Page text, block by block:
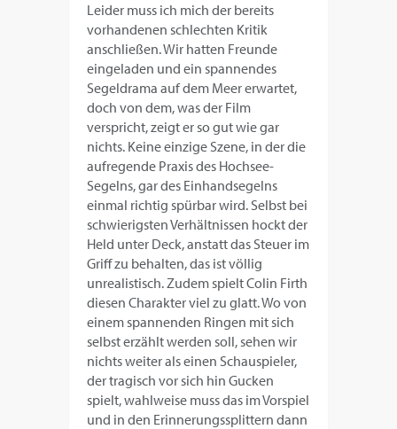
Leider muss ich mich der bereits
vorhandenen schlechten Kritik
anschließen. Wir hatten Freunde
eingeladen und ein spannendes
Segeldrama auf dem Meer erwartet,
doch von dem, was der Film
verspricht, zeigt er so gut wie gar
nichts. Keine einzige Szene, in der die
aufregende Praxis des Hochsee-
Segelns, gar des Einhandsegelns
einmal richtig spürbar wird. Selbst bei
schwierigsten Verhältnissen hockt der
Held unter Deck, anstatt das Steuer im
Griff zu behalten, das ist völlig
unrealistisch. Zudem spielt Colin Firth
diesen Charakter viel zu glatt. Wo von
einem spannenden Ringen mit sich
selbst erzählt werden soll, sehen wir
nichts weiter als einen Schauspieler,
der tragisch vor sich hin Gucken
spielt, wahlweise muss das im Vorspiel
und in den Erinnerungssplittern dann